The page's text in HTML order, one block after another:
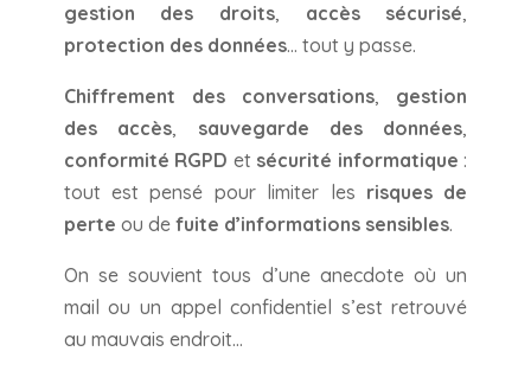
gestion des droits, accès sécurisé,
protection des données… tout y passe.
Chiffrement des conversations, gestion
des accès, sauvegarde des données,
conformité RGPD et sécurité informatique :
tout est pensé pour limiter les risques de
perte ou de fuite d’informations sensibles.
On se souvient tous d’une anecdote où un
mail ou un appel confidentiel s’est retrouvé
au mauvais endroit…